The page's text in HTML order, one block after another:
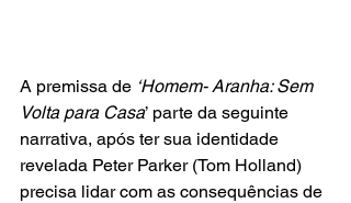
A premissa de ‘Homem- Aranha: Sem
Volta para Casa’ parte da seguinte
narrativa, após ter sua identidade
revelada Peter Parker (Tom Holland)
precisa lidar com as consequências de